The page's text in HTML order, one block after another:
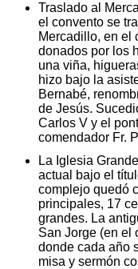
Traslado al
el convento se
Mercadillo, en el
donados por los
una viña,
hizo bajo la
Bernabé,
de Jesús.
Carlos V y el
comendador Fr.
La Iglesia
actual bajo el
complejo quedó
principales, 17
grandes. La
San Jorge (en el
donde cada año
misa y sermón